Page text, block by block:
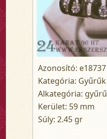
Azonosító: e18737
Kategória: Gyűrűk
Alkategória: gyűrű
Kerület: 59 mm
Súly: 2.45 gr